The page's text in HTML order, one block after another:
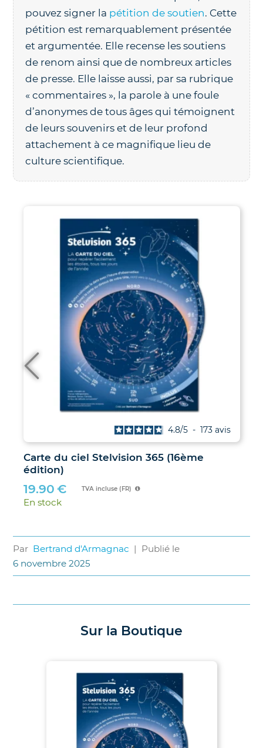
pouvez signer la pétition de soutien. Cette
pétition est remarquablement présentée
et argumentée. Elle recense les soutiens
de renom ainsi que de nombreux articles
de presse. Elle laisse aussi, par sa rubrique
« commentaires », la parole à une foule
d’anonymes de tous âges qui témoignent
de leurs souvenirs et de leur profond
attachement à ce magnifique lieu de
culture scientifique.
Les Soleils noirs de 2026 et 2027 – Le
guide des éclipses des 12 août 2026 et 2
août 2027
4.9/5 - 38 avis
21.00€
Par Bertrand d'Armagnac | Publié le
6 novembre 2025
Sur la Boutique